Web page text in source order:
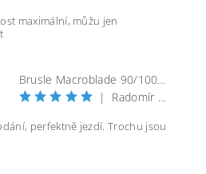
maximální, můžu jen
Brusle Macroblade 90/100 BOA - černá/orange
|
Radomír Bureš
perfektně jezdí. Trochu jsou